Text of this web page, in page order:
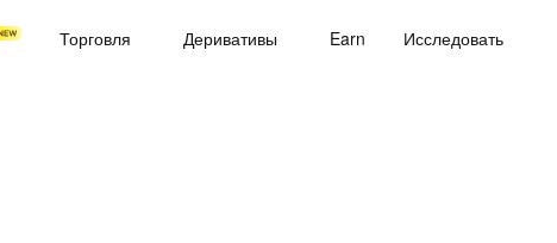
Торговля Деривативы Earn Исследовать